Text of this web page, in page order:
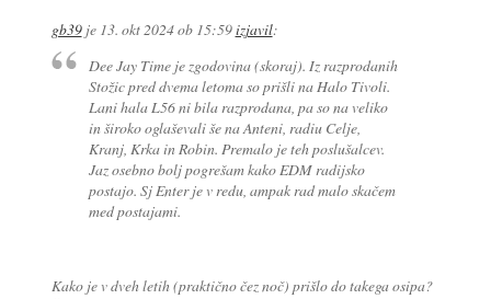
gb39je 13. okt 2024 ob 15:59izjavil:
Dee Jay Time je zgodovina (skoraj). Iz razprodanih
Stožic pred dvema letoma so prišli na Halo Tivoli.
Lani hala L56 ni bila razprodana, pa so na veliko
in široko oglaševali še na Anteni, radiu Celje,
Kranj, Krka in Robin. Premalo je teh poslušalcev.
Jaz osebno bolj pogrešam kako EDM radijsko
postajo. Sj Enter je v redu, ampak rad malo skačem
med postajami.
Kako je v dveh letih (praktično čez noč) prišlo do takega osipa?